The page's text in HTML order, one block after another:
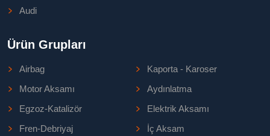
Audi
Ürün Grupları
Airbag
Kaporta - Karoser
Motor Aksamı
Aydınlatma
Egzoz-Katalizör
Elektrik Aksamı
Fren-Debriyaj
İç Aksam